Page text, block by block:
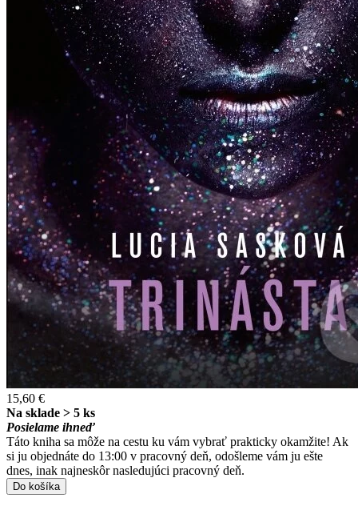
15,60 €
Na sklade > 5 ks
Posielame ihneď
Táto kniha sa môže na cestu ku vám vybrať prakticky okamžite! Ak
si ju objednáte do 13:00 v pracovný deň, odošleme vám ju ešte
dnes, inak najneskôr nasledujúci pracovný deň.
Do košíka